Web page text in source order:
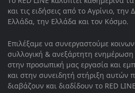
και τις ειδήσεις από το Αγρίνιο, την
Ελλάδα, την Ελλάδα και τον Κόσμο.
Επιλέξαμε να συνεργαστούμε
συλλογική & ανεξάρτητη ενημέρωση
στην προσωπική μας εργασία και
και στην συνειδητή στήριξη αυτών
διαβάζουν και διαδίδουν το RED